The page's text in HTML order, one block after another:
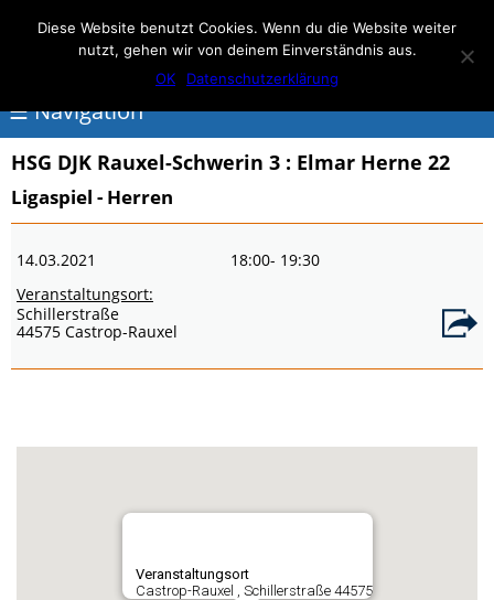
Elmar Herne 22
100% Handball
☰ Navigation
<
Über
Elmar
Herne
Events
HSG DJK Rauxel-Schwerin 3 : Elmar Herne 22
Ligaspiel - Herren
14.03.2021 18:00- 19:30
Veranstaltungsort:
Schillerstraße
44575 Castrop-Rauxel
Veranstaltungsort
Castrop-Rauxel , Schillerstraße 44575
Diese Website benutzt Cookies. Wenn du die Website weiter
nutzt, gehen wir von deinem Einverständnis aus.
OK
Datenschutzerklärung